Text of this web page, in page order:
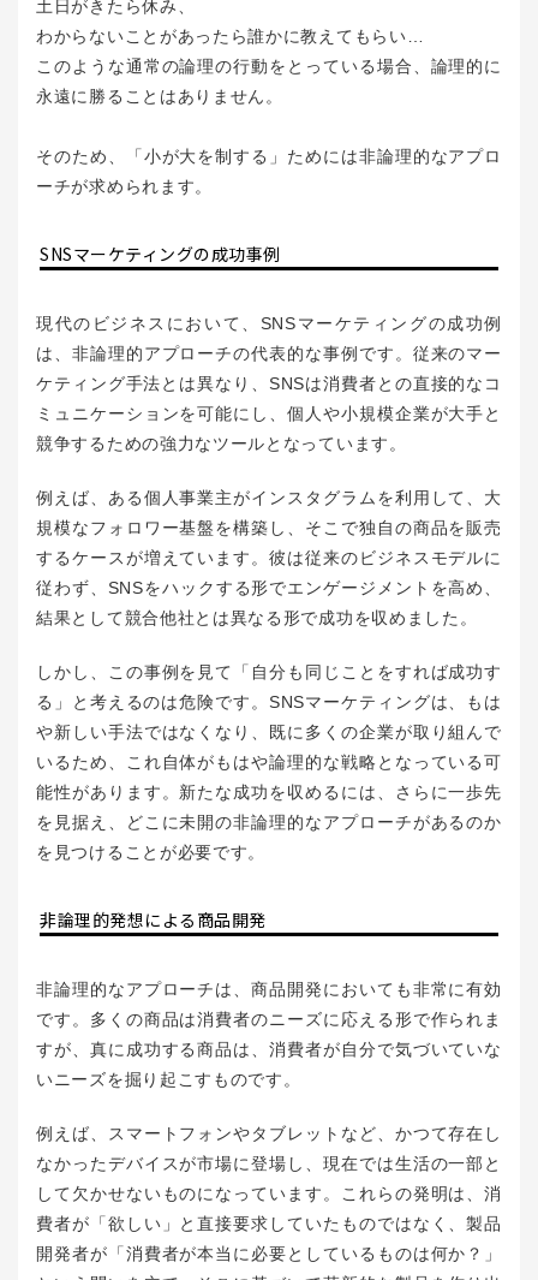
土日がきたら休み、
わからないことがあったら誰かに教えてもらい…
このような通常の論理の行動をとっている場合、論理的に
永遠に勝ることはありません。
そのため、「小が大を制する」ためには非論理的なアプロ
ーチが求められます。
SNSマーケティングの成功事例
現代のビジネスにおいて、SNSマーケティングの成功例
は、非論理的アプローチの代表的な事例です。従来のマー
ケティング手法とは異なり、SNSは消費者との直接的なコ
ミュニケーションを可能にし、個人や小規模企業が大手と
競争するための強力なツールとなっています。
例えば、ある個人事業主がインスタグラムを利用して、大
規模なフォロワー基盤を構築し、そこで独自の商品を販売
するケースが増えています。彼は従来のビジネスモデルに
従わず、SNSをハックする形でエンゲージメントを高め、
結果として競合他社とは異なる形で成功を収めました。
しかし、この事例を見て「自分も同じことをすれば成功す
る」と考えるのは危険です。SNSマーケティングは、もは
や新しい手法ではなくなり、既に多くの企業が取り組んで
いるため、これ自体がもはや論理的な戦略となっている可
能性があります。新たな成功を収めるには、さらに一歩先
を見据え、どこに未開の非論理的なアプローチがあるのか
を見つけることが必要です。
非論理的発想による商品開発
非論理的なアプローチは、商品開発においても非常に有効
です。多くの商品は消費者のニーズに応える形で作られま
すが、真に成功する商品は、消費者が自分で気づいていな
いニーズを掘り起こすものです。
例えば、スマートフォンやタブレットなど、かつて存在し
なかったデバイスが市場に登場し、現在では生活の一部と
して欠かせないものになっています。これらの発明は、消
費者が「欲しい」と直接要求していたものではなく、製品
開発者が「消費者が本当に必要としているものは何か？」